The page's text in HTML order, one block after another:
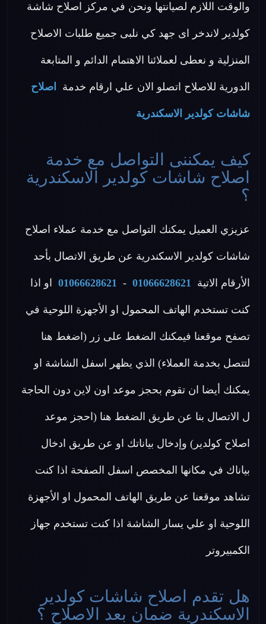
والوقت اللازم لصيانتها ونحن في مركز اصلاح شاشة
كولدير لاندخر اى جهد كي نلبى جميع طلبات الاصلاح
المنزلية و نعطى لعملائنا الاهتمام الدائم و المتابعة
الدورية للاصلاح اتصلو الان علي ارقام خدمة اصلاح
شاشات كولدير الاسكندرية
كيف يمكننى التواصل مع خدمة
اصلاح شاشات كولدير الاسكندرية
؟
عزيزي العميل يمكنك التواصل مع خدمة عملاء اصلاح
شاشات كولدير الاسكندرية عن طريق الاتصال بأحد
الأرقام الاتية 01066628621
-
01066628621 او اذا
كنت تستخدم الهاتف المحمول او الأجهزة اللوحية في
تصفح موقعنا فيمكنك الضغط على زر (اضغط هنا
لتتصل بخدمة العملاء) الذي يظهر اسفل الشاشة او
يمكنك أيضا ان تقوم بحجز موعد اون لاين دون الحاجة
ل الاتصال بنا عن طريق الضغط هنا (احجز موعد
اصلاح كولدير) وإدخال بياناتك او عن طريق ادخال
بياناك في مكانها المخصص اسفل الصفحة اذا كنت
تشاهد موقعنا عن طريق الهاتف المحمول او الأجهزة
اللوحية او علي يسار الشاشة اذا كنت تستخدم جهاز
الكمبيروتر
هل تقدم اصلاح شاشات كولدير
الاسكندرية ضمان بعد الاصلاح ؟